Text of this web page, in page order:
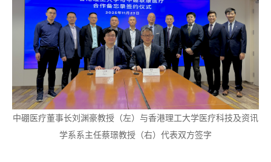
中硼医疗董事长刘渊豪教授（左）与香港理工大学医疗科技及资讯
学系系主任蔡璟教授（右）代表双方签字